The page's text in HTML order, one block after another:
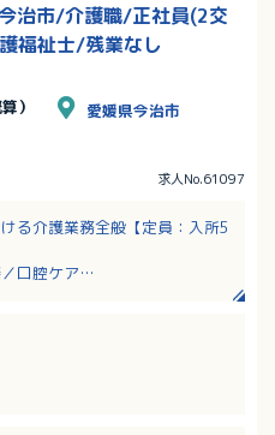
治市/介護職/正社員(2交
福祉士/残業なし
） 愛媛県今治市
求人No.61097
る介護業務全般【定員：入所5
口腔ケア
清拭